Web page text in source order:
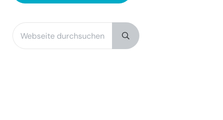
Sidebar
Webseite durchsuchen
Submit search